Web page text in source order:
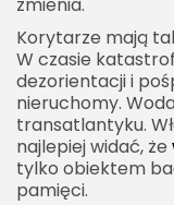
zmienia.
Korytarze mają
W czasie
dezorientacji i
nieruchomy.
transatlantyku.
najlepiej widać, że
tylko obiektem
pamięci.